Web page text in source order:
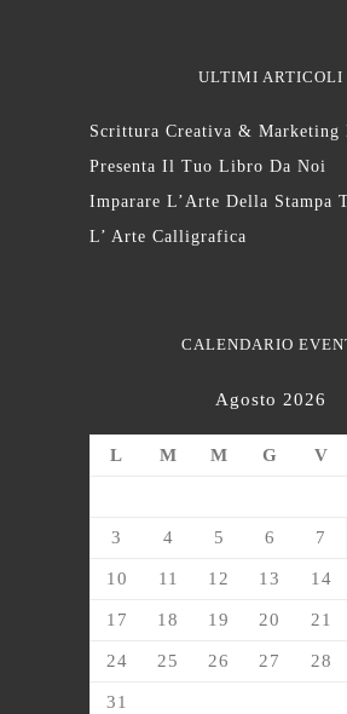
ULTIMI ARTICOLI
Scrittura Creativa & Marketing
Presenta Il Tuo Libro Da Noi
Imparare L’Arte Della Stampa
L’ Arte Calligrafica
CALENDARIO
Agosto 2026
L M M G V
3 4 5 6 7
10 11 12 13 14
17 18 19 20 21
24 25 26 27 28
31